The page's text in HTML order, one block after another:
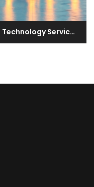
IBM Deutschland Infrastructure Technology Services GmbH